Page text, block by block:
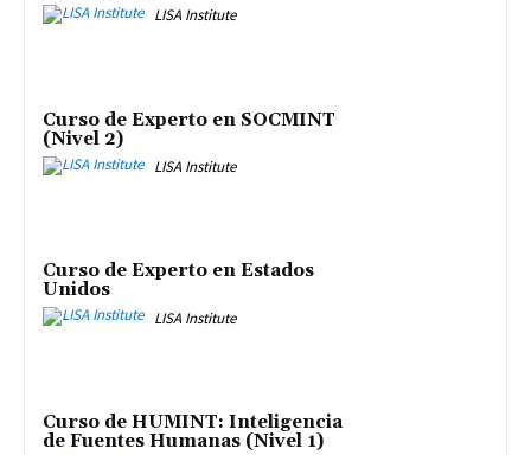
LISA Institute
Curso de Experto en SOCMINT
(Nivel 2)
LISA Institute
Curso de Experto en Estados
Unidos
LISA Institute
Curso de HUMINT: Inteligencia
de Fuentes Humanas (Nivel 1)